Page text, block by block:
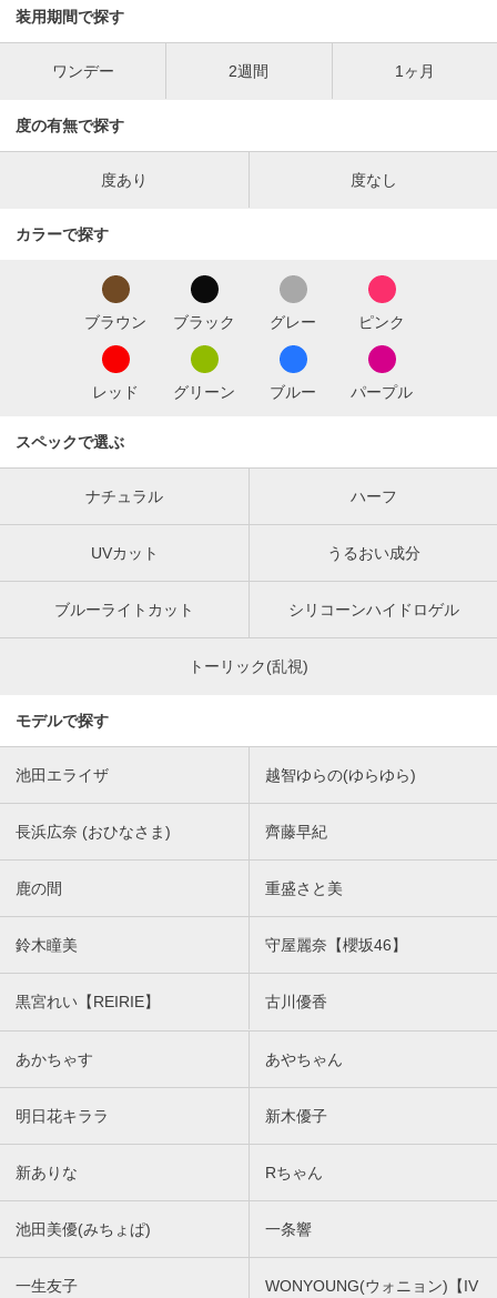
装用期間で探す
ワンデー 2週間 1ヶ月
度の有無で探す
度あり 度なし
カラーで探す
ブラウン ブラック グレー ピンク
レッド グリーン ブルー パープル
スペックで選ぶ
ナチュラル ハーフ
UVカット うるおい成分
ブルーライトカット シリコーンハイドロゲル
トーリック(乱視)
モデルで探す
池田エライザ 越智ゆらの(ゆらゆら)
長浜広奈 (おひなさま) 齊藤早紀
鹿の間 重盛さと美
鈴木瞳美 守屋麗奈【櫻坂46】
黒宮れい【REIRIE】 古川優香
あかちゃす あやちゃん
明日花キララ 新木優子
新ありな Rちゃん
池田美優(みちょぱ) 一条響
一生友子
WONYOUNG(ウォニョン)【IV